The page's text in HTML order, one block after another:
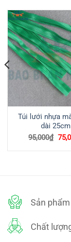
Túi lưới nhựa
dài 25cm
95,000₫ Giá
là:
Sản
Chất